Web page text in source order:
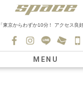
「東京からわずか10分！ アクセス良好
MENU